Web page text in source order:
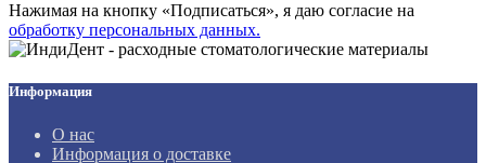
Нажимая на кнопку «Подписаться», я даю cогласие на
обработку персональных данных.
Информация
О нас
Информация о доставке